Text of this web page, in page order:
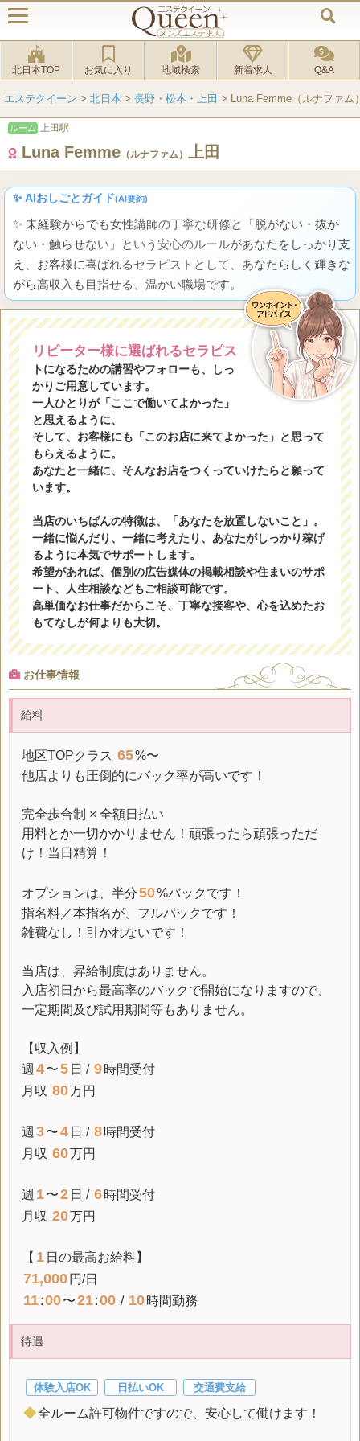
北日本TOP お気に入り 地域検索 新着求人 Q&A
エステクイーン > 北日本 > 長野・松本・上田 > Luna Femme（ルナファム
ルーム 上田駅
Luna Femme （ルナファム） 上田
✨ AIおしごとガイド(AI要約)
✨ 未経験からでも女性講師の丁寧な研修と「脱がない・抜か
ない・触らせない」という安心のルールがあなたをしっかり支
え、お客様に喜ばれるセラピストとして、あなたらしく輝きな
がら高収入も目指せる、温かい職場です。
リピーター様に選ばれるセラピス
トになるための講習やフォローも、しっ
かりご用意しています。
一人ひとりが「ここで働いてよかった」
と思えるように、
そして、お客様にも「このお店に来てよかった」と思って
もらえるように。
あなたと一緒に、そんなお店をつくっていけたらと願って
います。
当店のいちばんの特徴は、「あなたを放置しないこと」。
一緒に悩んだり、一緒に考えたり、あなたがしっかり稼げ
るように本気でサポートします。
希望があれば、個別の広告媒体の掲載相談や住まいのサポ
ート、人生相談などもご相談可能です。
高単価なお仕事だからこそ、丁寧な接客や、心を込めたお
もてなしが何よりも大切。
お仕事情報
給料
地区TOPクラス 65%〜
他店よりも圧倒的にバック率が高いです！
完全歩合制 × 全額日払い
用料とか一切かかりません！頑張ったら頑張っただ
け！当日精算！
オプションは、半分50%バックです！
指名料／本指名が、フルバックです！
雑費なし！引かれないです！
当店は、昇給制度はありません。
入店初日から最高率のバックで開始になりますので、
一定期間及び試用期間等もありません。
【収入例】
週 4〜5 日 / 9時間受付
月収 80万円
週 3〜4 日 / 8時間受付
月収 60万円
週 1〜2 日 / 6時間受付
月収 20万円
【 1 日の最高お給料】
71,000 円/日
11:00〜21:00 / 10時間勤務
待遇
体験入店OK 日払いOK 交通費支給
◆全ルーム許可物件ですので、安心して働けます！